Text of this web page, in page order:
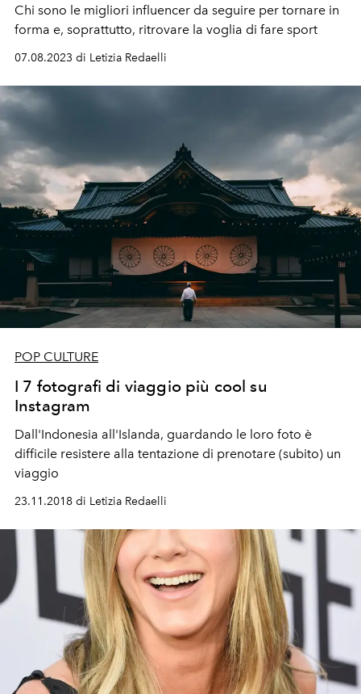
Chi sono le migliori influencer da seguire per tornare in
forma e, soprattutto, ritrovare la voglia di fare sport
07.08.2023 di Letizia Redaelli
POP CULTURE
I 7 fotografi di viaggio più cool su
Instagram
Dall'Indonesia all'Islanda, guardando le loro foto è
difficile resistere alla tentazione di prenotare (subito) un
viaggio
23.11.2018 di Letizia Redaelli